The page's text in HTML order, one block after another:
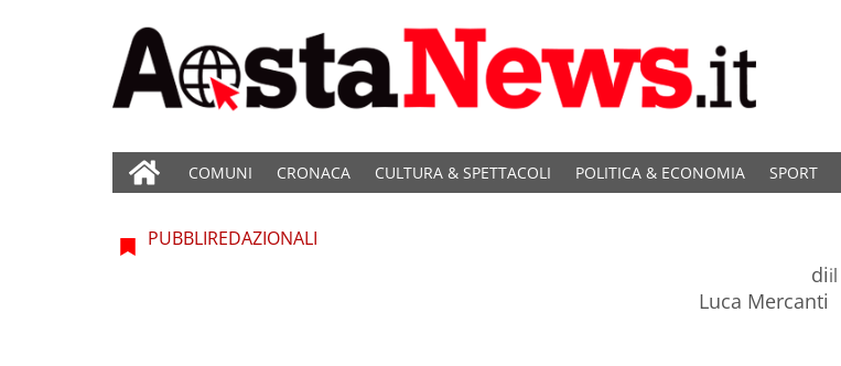
COMUNI CRONACA CULTURA & SPETTACOLI POLITICA & ECONOMIA SPORT
PUBBLIREDAZIONALI
di
Luca Mercanti
il